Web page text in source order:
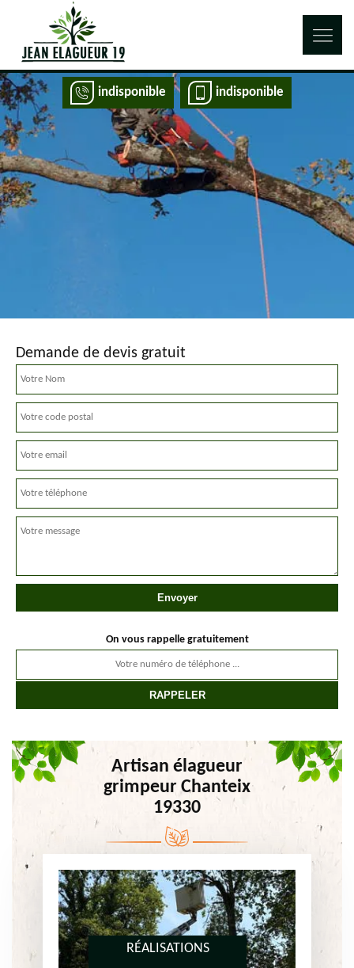
indisponible indisponible
RÉALISATIONS
Demande de devis gratuit
On vous rappelle gratuitement
Artisan élagueur
grimpeur Chanteix
19330